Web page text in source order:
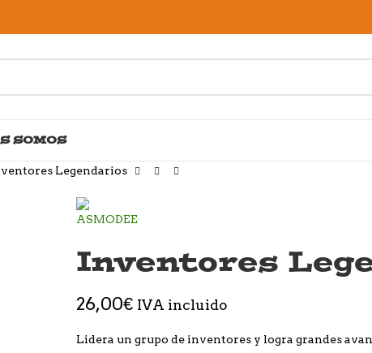
SOMOS
Legendarios
Inventores
26,00€ IVA incluido
Lidera un grupo de inventores y logra grandes